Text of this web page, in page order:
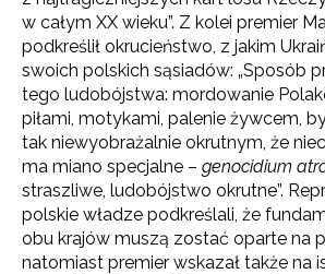
w całym XX wieku”. Z kolei premier
podkreślił okrucieństwo, z jakim
swoich polskich sąsiadów: „Sposób
tego ludobójstwa: mordowanie
piłami, motykami, palenie żywcem,
tak niewyobrażalnie okrutnym, że
ma miano specjalne – genocidium
straszliwe, ludobójstwo okrutne”.
polskie władze podkreślali, że
obu krajów muszą zostać oparte na
natomiast premier wskazał także na